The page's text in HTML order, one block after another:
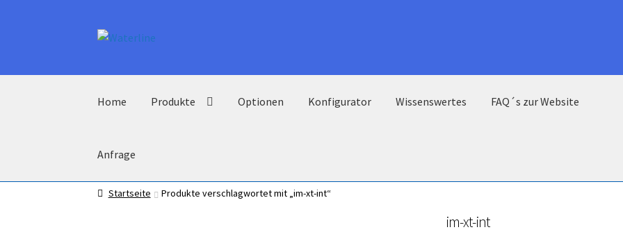
Zur
Zum
Home Produkte Optionen Konfigurator Wissenswertes FAQ´s zur Website
Anfrage
Startseite Produkte verschlagwortet mit „im-xt-int“
im-xt-int